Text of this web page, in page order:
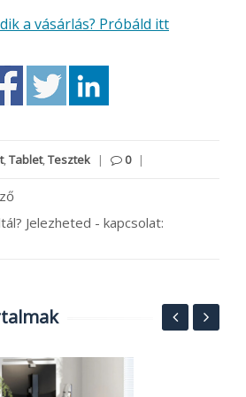
a vásárlás? Próbáld itt
,Tablet,Tesztek | 0 |
Jelezheted - kapcsolat: